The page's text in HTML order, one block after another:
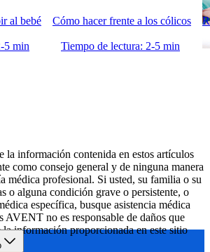
al bebé
5 min
Cómo hacer frente a los cólicos
Tiempo de lectura: 2-5 min
la información contenida en estos artículos
como consejo general y de ninguna manera
médica profesional. Si usted, su familia o su
o alguna condición grave o persistente, o
específica, busque asistencia médica
AVENT no es responsable de daños que
la información proporcionada en este sitio